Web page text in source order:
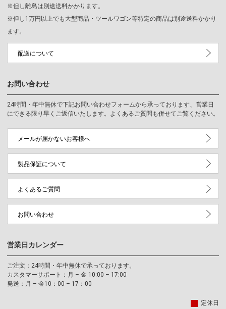
※但し離島は別途送料かかります。
※但し1万円以上でも大型商品・ツールワゴン等特定の商品は別途送料かかり
ます。
配送について
お問い合わせ
24時間・年中無休で下記お問い合わせフォームから承っております、営業日
にできる限り早くご返信いたします。よくあるご質問も併せてご覧ください。
メールが届かないお客様へ
製品保証について
よくあるご質問
お問い合わせ
営業日カレンダー
ご注文：24時間・年中無休で承っております。
カスタマーサポート：月 – 金 10:00 – 17:00
発送：月 – 金10：00 – 17：00
定休日